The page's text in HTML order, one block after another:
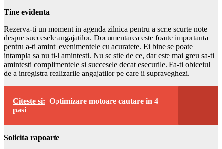
Tine evidenta
Rezerva-ti un moment in agenda zilnica pentru a scrie scurte note
despre succesele angajatilor. Documentarea este foarte importanta
pentru a-ti aminti evenimentele cu acuratete. Ei bine se poate
intampla sa nu ti-l amintesti. Nu se stie de ce, dar este mai greu sa-ti
amintesti complimentele si succesele decat esecurile. Fa-ti obiceiul
de a inregistra realizarile angajatilor pe care ii supraveghezi.
Citeste si: Optimizare motoare cautare in 4
pasi
Solicita rapoarte